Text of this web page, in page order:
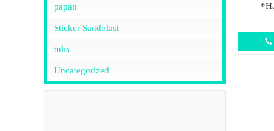
papan
Sticker Sandblast
tulis
Uncategorized